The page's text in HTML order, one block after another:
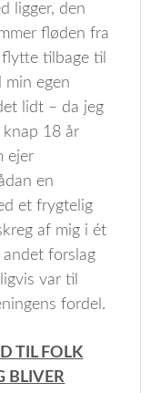
ligger, den
fløden fra
tilbage til
min egen
lidt – da jeg
18 år
ejer
en
et frygtelig
af mig i ét
forslag
var til
fordel.
TIL FOLK
BLIVER